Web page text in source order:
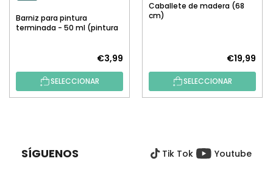
Barniz para pintura
terminada - 50 ml (pintura
€3,99
SELECCIONAR
Caballete de madera (68
cm)
€19,99
SELECCIONAR
SÍGUENOS Tik Tok Youtube